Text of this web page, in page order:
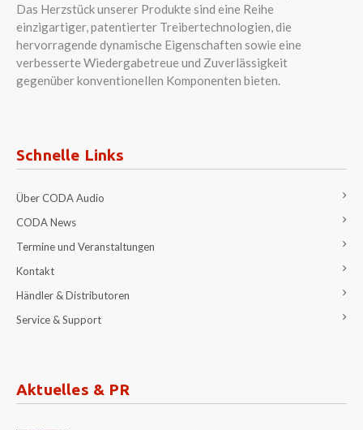
Das Herzstück unserer Produkte sind eine Reihe
einzigartiger, patentierter Treibertechnologien, die
hervorragende dynamische Eigenschaften sowie eine
verbesserte Wiedergabetreue und Zuverlässigkeit
gegenüber konventionellen Komponenten bieten.
Schnelle Links
Über CODA Audio
CODA News
Termine und Veranstaltungen
Kontakt
Händler & Distributoren
Service & Support
Aktuelles & PR